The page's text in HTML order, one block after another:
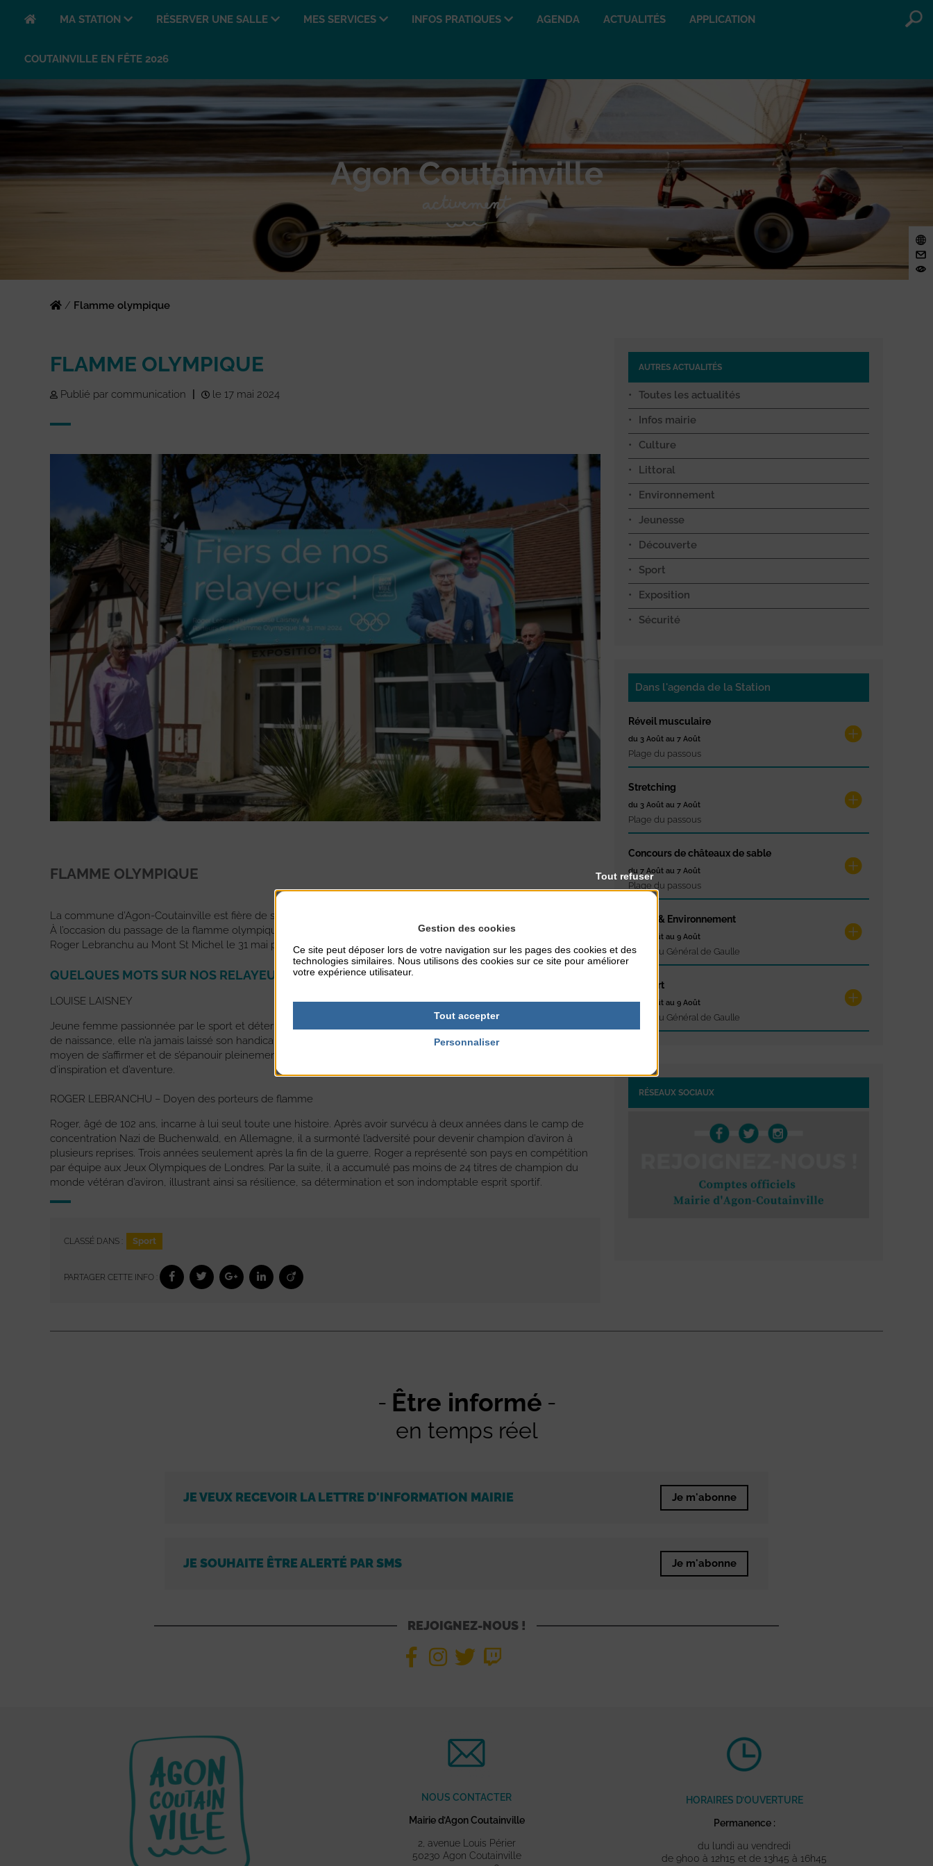
MA STATION RÉSERVER UNE SALLE MES SERVICES INFOS PRATIQUES AGENDA ACTUALITÉS APPLICATION
COUTAINVILLE EN FÊTE 2026
/ Flamme olympique
FLAMME OLYMPIQUE
Publié par communication le 17 mai 2024
FLAMME OLYMPIQUE
La commune d’Agon-Coutainville est fière de ses RELAYEURS !
À l’occasion du passage de la flamme olympique dans La Manche, Louise Laisney portera la flamme à Granville et
Roger Lebranchu au Mont St Michel le 31 mai prochain !
QUELQUES MOTS SUR NOS RELAYEURS…
LOUISE LAISNEY
Jeune femme passionnée par le sport et déterminée à faire carrière dans l’événementiel sportif. Malgré sa surdité
de naissance, elle n’a jamais laissé son handicap définir qui elle est. Au contraire, elle a trouvé dans le sport un
moyen de s’affirmer et de s’épanouir pleinement. Pour Louise, la diversité des disciplines est une source
d’inspiration et d’aventure.
ROGER LEBRANCHU – Doyen des porteurs de flamme
Roger, âgé de 102 ans, incarne à lui seul toute une histoire. Après avoir survécu à deux années dans le camp de
concentration Nazi de Buchenwald, en Allemagne, il a surmonté l’adversité pour devenir champion d’aviron à
plusieurs reprises. Trois années seulement après la fin de la guerre, Roger a représenté son pays en compétition
par équipe aux Jeux Olympiques de Londres. Par la suite, il a accumulé pas moins de 24 titres de champion du
monde vétéran d’aviron, illustrant ainsi sa résilience, sa détermination et son indomptable esprit sportif.
CLASSÉ DANS : Sport
PARTAGER CETTE INFO :
AUTRES ACTUALITÉS
Toutes les actualités
Infos mairie
Culture
Littoral
Environnement
Jeunesse
Découverte
Sport
Exposition
Sécurité
Dans l'agenda de la Station
Réveil musculaire
du 3 Août au 7 Août
Plage du passous
Stretching
du 3 Août au 7 Août
Plage du passous
Concours de châteaux de sable
du 7 Août au 7 Août
Plage du passous
Glisse & Environnement
du 9 Août au 9 Août
Place du Général de Gaulle
Concert
du 9 Août au 9 Août
Place du Général de Gaulle
RÉSEAUX SOCIAUX
Être informé
en temps réel
JE VEUX RECEVOIR LA LETTRE D'INFORMATION MAIRIE Je m'abonne
JE SOUHAITE ÊTRE ALERTÉ PAR SMS Je m'abonne
REJOIGNEZ-NOUS !
NOUS CONTACTER
Mairie d’Agon Coutainville
2, avenue Louis Périer
50230 Agon Coutainville
HORAIRES D’OUVERTURE
Permanence :
du lundi au vendredi
de 9h00 à 12h15 et de 13h45 à 16h45
Gestion des cookies
Ce site peut déposer lors de votre navigation sur les pages des cookies et des
technologies similaires. Nous utilisons des cookies sur ce site pour améliorer
votre expérience utilisateur.
Tout accepter
Tout refuser
Personnaliser